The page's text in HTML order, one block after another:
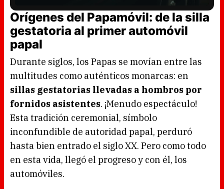
m
u
t
e
a
d
5
%
Orígenes del Papamóvil: de la silla
gestatoria al primer automóvil
papal
Durante siglos, los Papas se movían entre las
multitudes como auténticos monarcas: en
sillas gestatorias llevadas a hombros por
fornidos asistentes. ¡Menudo espectáculo!
Esta tradición ceremonial, símbolo
inconfundible de autoridad papal, perduró
hasta bien entrado el siglo XX. Pero como todo
en esta vida, llegó el progreso y con él, los
automóviles.